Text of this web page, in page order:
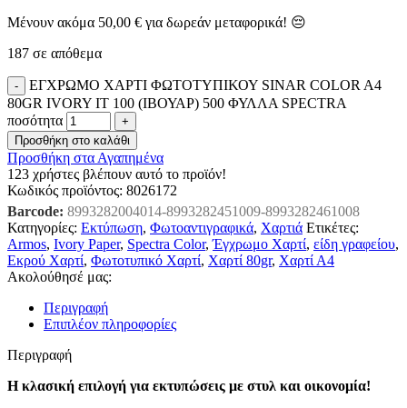
Μένουν ακόμα 50,00 € για δωρεάν μεταφορικά! 😔
187 σε απόθεμα
ΕΓΧΡΩΜΟ ΧΑΡΤΙ ΦΩΤΟΤΥΠΙΚΟΥ SINAR COLOR A4
80GR IVORY IT 100 (ΙΒΟΥΑΡ) 500 ΦΥΛΛΑ SPECTRA
ποσότητα
Προσθήκη στο καλάθι
Προσθήκη στα Αγαπημένα
123 χρήστες βλέπουν αυτό το προϊόν!
Κωδικός προϊόντος: 8026172
Barcode: 8993282004014-8993282451009-8993282461008
Κατηγορίες: Εκτύπωση, Φωτοαντιγραφικά, Χαρτιά Ετικέτες:
Armos, Ivory Paper, Spectra Color, Έγχρωμο Χαρτί, είδη γραφείου,
Εκρού Χαρτί, Φωτοτυπικό Χαρτί, Χαρτί 80gr, Χαρτί Α4
Ακολούθησέ μας:
Περιγραφή
Επιπλέον πληροφορίες
Περιγραφή
Η κλασική επιλογή για εκτυπώσεις με στυλ και οικονομία!